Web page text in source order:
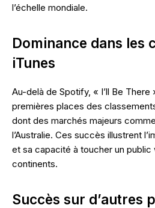
l’échelle mondiale.
Dominance dans les
iTunes
Au-delà de Spotify, « I’ll Be There
premières places des
dont des marchés majeurs
l’Australie. Ces succès illustrent
et sa capacité à toucher un public
continents.
Succès sur d’autres